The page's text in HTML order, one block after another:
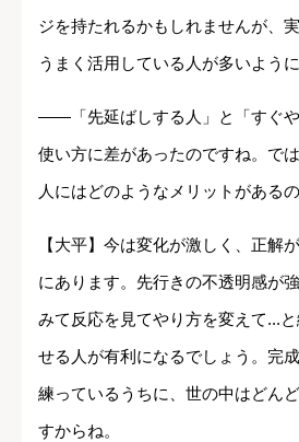
ジを持たれるかもしれませんが、
うまく活用している人が多いように
――「先延ばしする人」と「すぐ
使い方に差があったのですね。で
人にはどのようなメリットがあるの
【大平】今は変化が激しく、正解
にあります。先行きの不透明感が
みて反応を見てやり方を変えて...
せる人が有利になるでしょう。完
練っているうちに、世の中はどん
すからね。